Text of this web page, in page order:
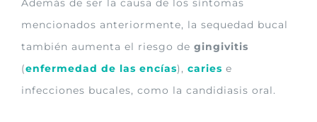
Además de ser la causa de los síntomas
mencionados anteriormente, la sequedad bucal
también aumenta el riesgo de gingivitis
(enfermedad de las encías), caries e
infecciones bucales, como la candidiasis oral.